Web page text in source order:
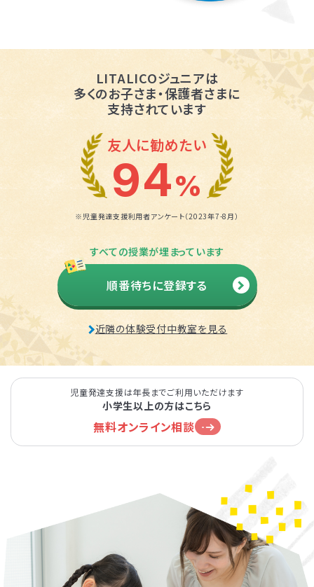
LITALICOジュニアは
多くのお子さま・保護者さまに
支持されています
友人に勧めたい
94%
※児童発達支援利用者アンケート（2023年7-8月）
すべての授業が埋まっています
順番待ちに登録する
近隣の体験受付中教室を見る
児童発達支援は年長までご利用いただけます
小学生以上の方はこちら
無料オンライン相談